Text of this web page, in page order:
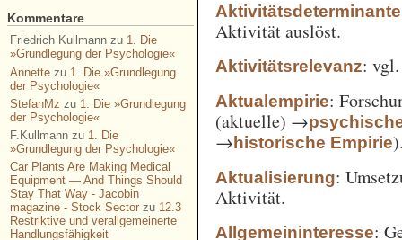
Aktivitätsdeterminante
Aktivität auslöst.
Aktivitätsrelevanz:
Aktualempirie:
(aktuelle) →
→historische Empirie
Aktualisierung:
Aktivität.
Allgemeininteresse:
Kommentare
Friedrich Kullmannzu 1. Die
»Grundlegung der Psychologie«
Annettezu 1. Die »Grundlegung
der Psychologie«
StefanMz zu 1. Die »Grundlegung
der Psychologie«
F.Kullmannzu 1. Die
»Grundlegung der Psychologie«
Car Plants Are Making Medical
Equipment — And Things Should
Stay That Way - Jacobin
magazine - Stock Sectorzu 12.3
Restriktive und verallgemeinerte
Handlungsfähigkeit